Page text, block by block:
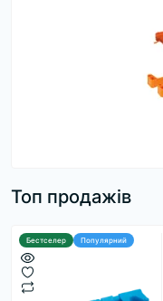
Топ продажів
Бестселер Популярний